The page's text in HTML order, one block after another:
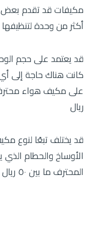
مكيفات قد تقدم بعض
أكثر من وحدة
قد يعتمد على حجم
كانت هناك حاجة إلى
ريال
قد يختلف تبعًا لنوع
الأوساخ والحطام
المحترف ما بين ٥٠ ريال و ٨٠ ريال لتنظيف مكيف الهواء